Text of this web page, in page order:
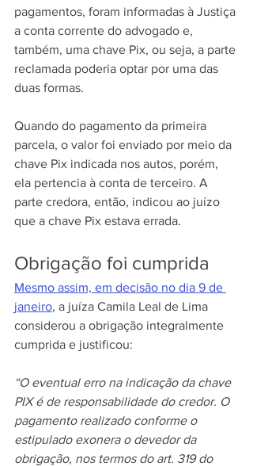
pagamentos, foram informadas à Justiça
a conta corrente do advogado e,
também, uma chave Pix, ou seja, a parte
reclamada poderia optar por uma das
duas formas.
Quando do pagamento da primeira
parcela, o valor foi enviado por meio da
chave Pix indicada nos autos, porém,
ela pertencia à conta de terceiro. A
parte credora, então, indicou ao juízo
que a chave Pix estava errada.
Obrigação foi cumprida
Mesmo assim, em decisão no dia 9 de
janeiro, a juíza Camila Leal de Lima
considerou a obrigação integralmente
cumprida e justificou:
“O eventual erro na indicação da chave
PIX é de responsabilidade do credor. O
pagamento realizado conforme o
estipulado exonera o devedor da
obrigação, nos termos do art. 319 do